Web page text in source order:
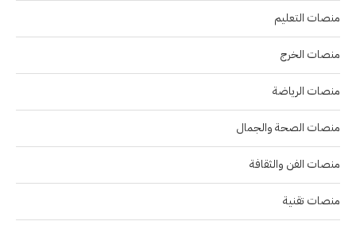
منصات التعليم
منصات الخرج
منصات الرياضة
منصات الصحة والجمال
منصات الفن والثقافة
منصات تقنية